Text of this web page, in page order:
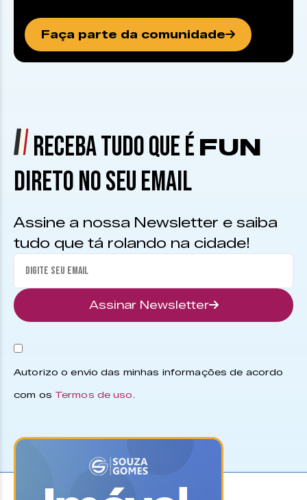
Faça parte da comunidade
RECEBA TUDO QUE É FUN
DIRETO NO SEU EMAIL
Assine a nossa Newsletter e saiba
tudo que tá rolando na cidade!
Assinar Newsletter
Autorizo o envio das minhas informações de acordo
com os Termos de uso